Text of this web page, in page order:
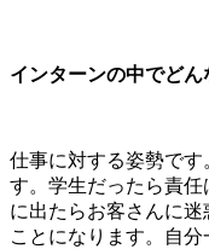
インターンの中でど
仕事に対する姿勢です
す。学生だったら責
に出たらお客さんに
ことになります。自